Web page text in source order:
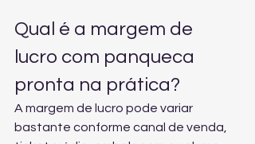
Qual é a margem de
lucro com panqueca
pronta na prática?
A margem de lucro pode variar
bastante conforme canal de venda,